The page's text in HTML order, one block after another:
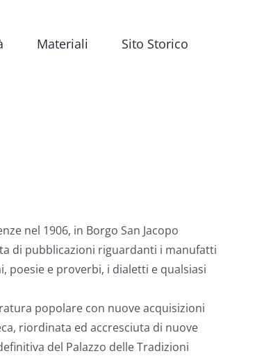
Materiali Sito Storico
nel 1906, in Borgo San Jacopo
di pubblicazioni riguardanti i manufatti
poesie e proverbi, i dialetti e qualsiasi
popolare con nuove acquisizioni
riordinata ed accresciuta di nuove
del Palazzo delle Tradizioni